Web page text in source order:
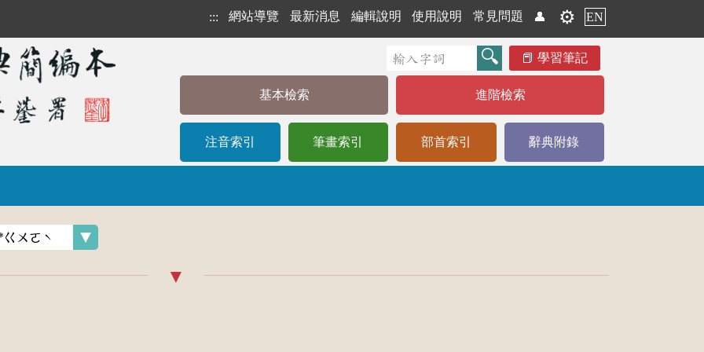
::: 網站導覽 最新消息 編輯說明 使用說明 常見問題 👤 ⚙️ EN
學習筆記
基本檢索 進階檢索
注音索引 筆畫索引 部首索引 辭典附錄